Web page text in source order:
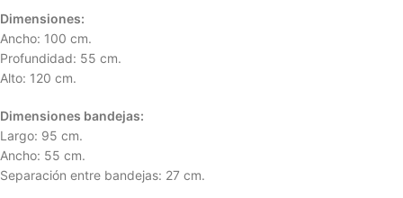
Dimensiones:
Ancho: 100 cm.
Profundidad: 55 cm.
Alto: 120 cm.
Dimensiones bandejas:
Largo: 95 cm.
Ancho: 55 cm.
Separación entre bandejas: 27 cm.